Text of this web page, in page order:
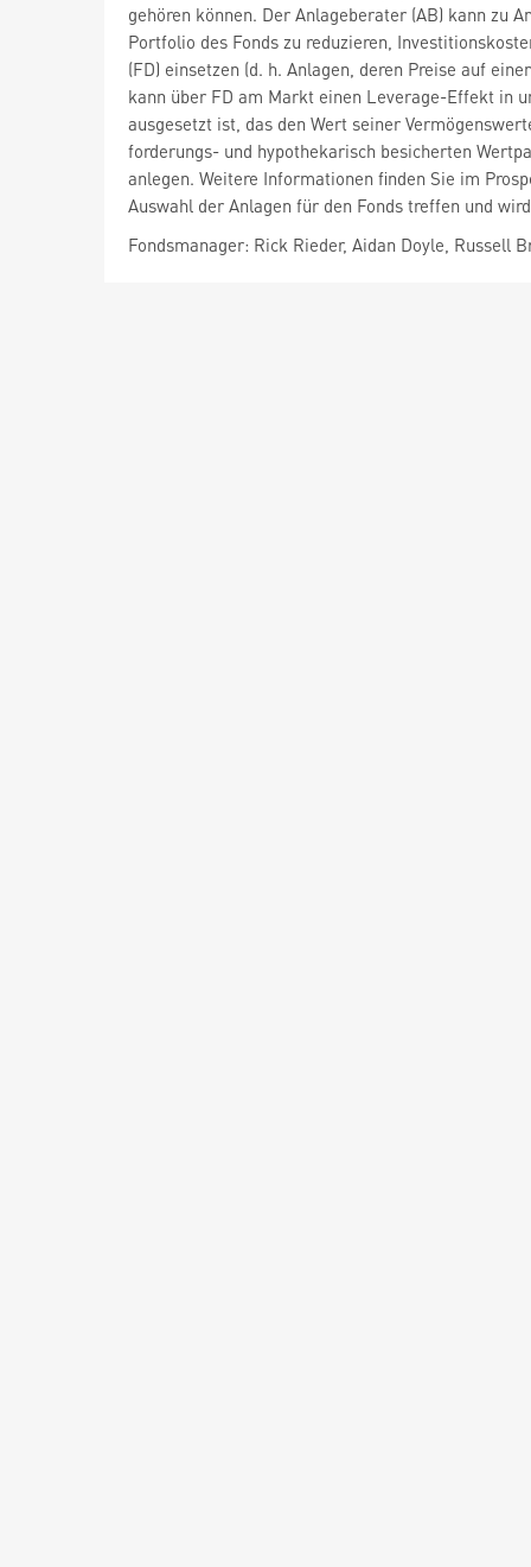
gehören können. Der Anlageberater (AB) kann zu
Portfolio des Fonds zu reduzieren,
(FD) einsetzen (d. h. Anlagen, deren Preise auf
kann über FD am Markt einen Leverage-Effekt in
ausgesetzt ist, das den Wert seiner
forderungs- und hypothekarisch besicherten
anlegen. Weitere Informationen finden Sie im
Auswahl der Anlagen für den Fonds treffen und
Fondsmanager: Rick Rieder, Aidan Doyle, Russell